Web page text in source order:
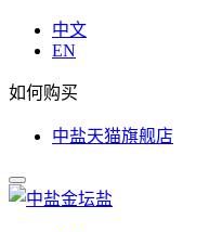
中文
EN
如何购买
中盐天猫旗舰店